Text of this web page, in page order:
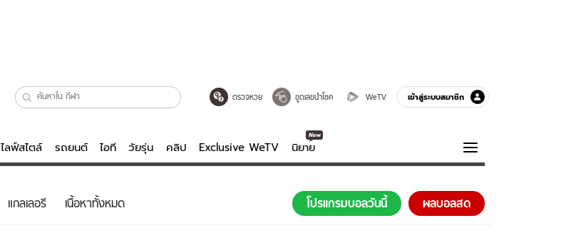
ตรวจหวย ขูดเลขนำโชค WeTV เข้าสู่ระบบสมาชิก
ไลฟ์สไตล์ รถยนต์ ไอที วัยรุ่น คลิป Exclusive WeTV นิยาย
ไลฟ์สไตล์ ความรู้รอบตัว
ฮาวทู
แกลเลอรี เนื้อหาทั้งหมด โปรแกรมบอลวันนี้ ผลบอลสด